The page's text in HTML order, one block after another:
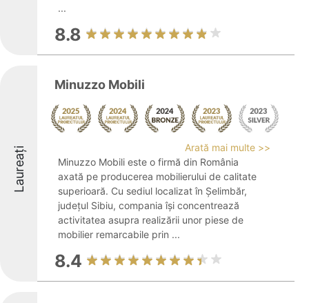
...
8.8
Laureați
Minuzzo Mobili
Arată mai multe >>
Minuzzo Mobili este o firmă din România
axată pe producerea mobilierului de calitate
superioară. Cu sediul localizat în Șelimbăr,
județul Sibiu, compania își concentrează
activitatea asupra realizării unor piese de
mobilier remarcabile prin ...
8.4